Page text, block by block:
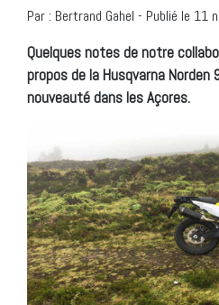
Par : Bertrand Gahel - Publié le 11
Quelques notes de notre
propos de la Husqvarna
nouveauté dans les Açores.